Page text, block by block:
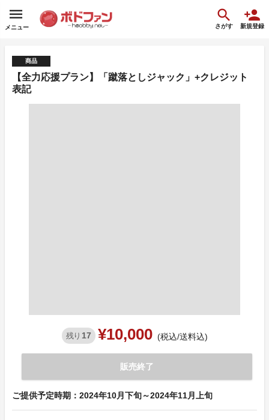
メニュー さがす 新規登録
商品
【全力応援プラン】「蹴落としジャック」+クレジット
表記
残り 17 ¥10,000 (税込/送料込)
販売終了
ご提供予定時期：2024年10月下旬～2024年11月上旬